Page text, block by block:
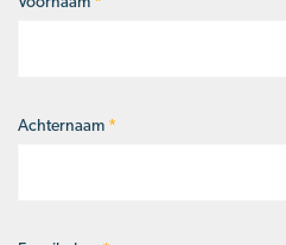
Naam*
Achternaam *